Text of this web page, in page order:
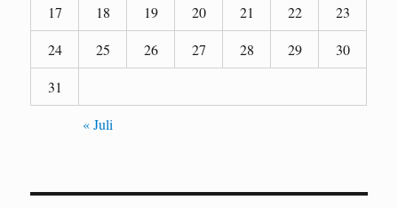
17
18 19 20 21 22
23
24
25 26 27 28 29
30
31
« Juli